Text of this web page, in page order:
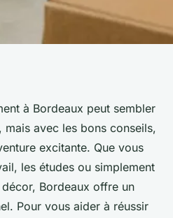
à bordeaux
de lecture
à Bordeaux peut sembler
mais avec les bons conseils,
excitante. Que vous
les études ou simplement
Bordeaux offre un
Pour vous aider à réussir